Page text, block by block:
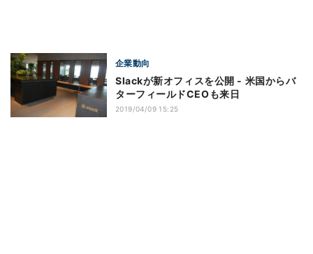
企業動向
Slackが新オフィスを公開 - 米国からバ
ターフィールドCEOも来日
2019/04/09 15:25